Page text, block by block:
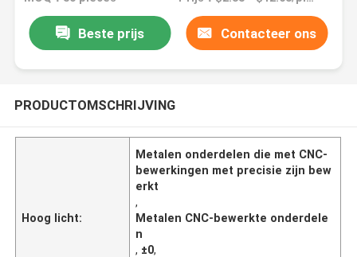
Beste prijs Contacteer ons
PRODUCTOMSCHRIJVING
Hoog licht:
Metalen onderdelen die met CNC-
bewerkingen met precisie zijn bew
erkt
,
Metalen CNC-bewerkte onderdele
n
, ±0,